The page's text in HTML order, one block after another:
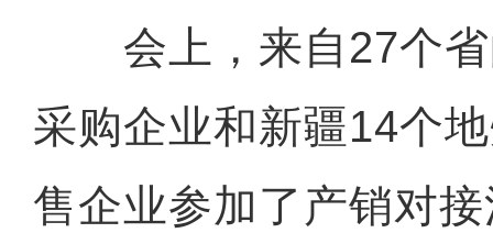
会上，来自27个省
采购企业和新疆14个
售企业参加了产销对